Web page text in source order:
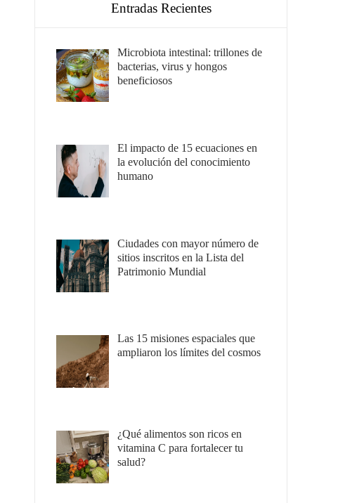
Entradas Recientes
Microbiota intestinal: trillones de
bacterias, virus y hongos
beneficiosos
El impacto de 15 ecuaciones en
la evolución del conocimiento
humano
Ciudades con mayor número de
sitios inscritos en la Lista del
Patrimonio Mundial
Las 15 misiones espaciales que
ampliaron los límites del cosmos
¿Qué alimentos son ricos en
vitamina C para fortalecer tu
salud?